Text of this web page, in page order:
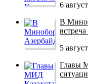
6
В
встреча
5
Главы